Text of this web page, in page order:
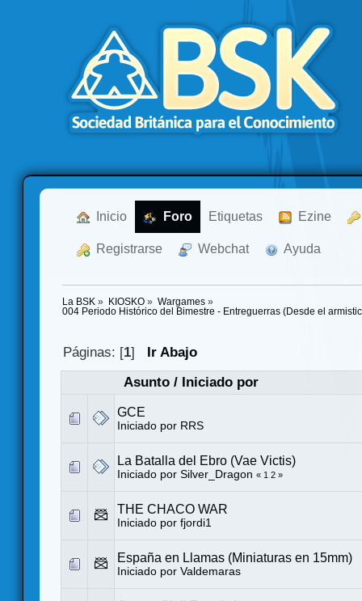
Inicio Foro Etiquetas Ezine
Registrarse Webchat Ayuda
La BSK » KIOSKO» Wargames»
004 Periodo Histórico del Bimestre - Entreguerras (Desde el
Páginas: [1]
Ir Abajo
Asunto/ Iniciado por
GCE
Iniciado por RRS
La Batalla del Ebro (Vae Victis)
Iniciado por Silver_Dragon « 1 2 »
THE CHACO WAR
Iniciado por fjordi1
España en Llamas (Miniaturas en 15mm)
Iniciado por Valdemaras